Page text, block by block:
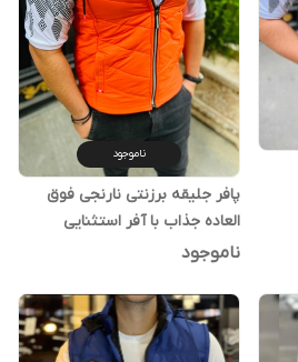
ناموجود
پافر جلیقه برزنتی نارنجی فوق
العاده جذاب با آفر استثنایی
ناموجود